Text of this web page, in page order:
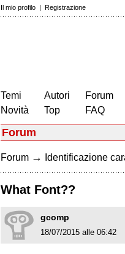
Il mio profilo | Registrazione
Temi
Novità
Autori
Top
Forum
FAQ
Forum
Forum → Identificazione
What Font??
gcomp
18/07/2015 alle 06:42